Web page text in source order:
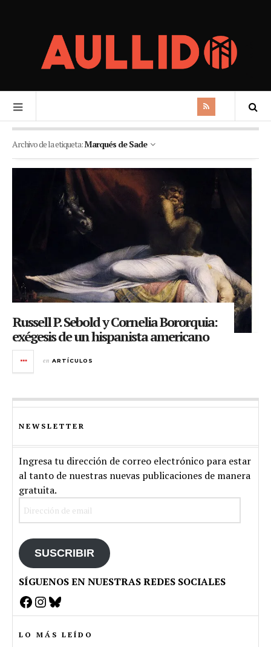
Archivo de la etiqueta:Marqués de Sade
Russell P. Sebold y Cornelia Bororquia:
exégesis de un hispanista americano
en ARTÍCULOS
NEWSLETTER
Ingresa tu dirección de correo electrónico para estar
al tanto de nuestras nuevas publicaciones de manera
gratuita.
SUSCRIBIR
SÍGUENOS EN NUESTRAS REDES SOCIALES
Facebook
Instagram
Bluesky
LO MÁS LEÍDO